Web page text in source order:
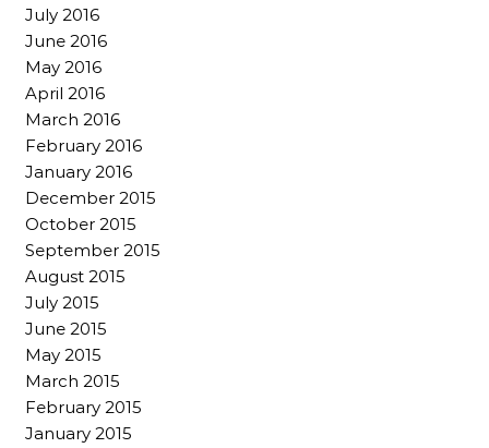
July 2016
June 2016
May 2016
April 2016
March 2016
February 2016
January 2016
December 2015
October 2015
September 2015
August 2015
July 2015
June 2015
May 2015
March 2015
February 2015
January 2015